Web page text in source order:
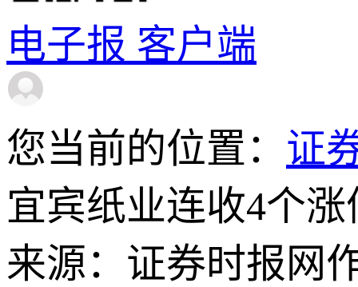
电子报 客户端
您当前的位置： 证
宜宾纸业连收4个涨
来源：证券时报网